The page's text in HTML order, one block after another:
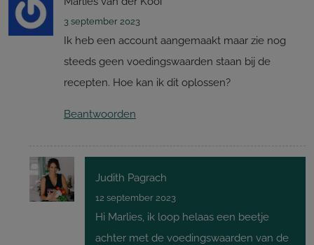
3 september 2023
Ik heb een account aangemaakt maar zie nog
steeds geen voedingswaarden staan bij de
recepten. Hoe kan ik dit oplossen?
Beantwoorden
Judith Pagrach
12 september 2023
Hi Marlies, ik loop helaas een beetje
achter met de voedingswaarden van de